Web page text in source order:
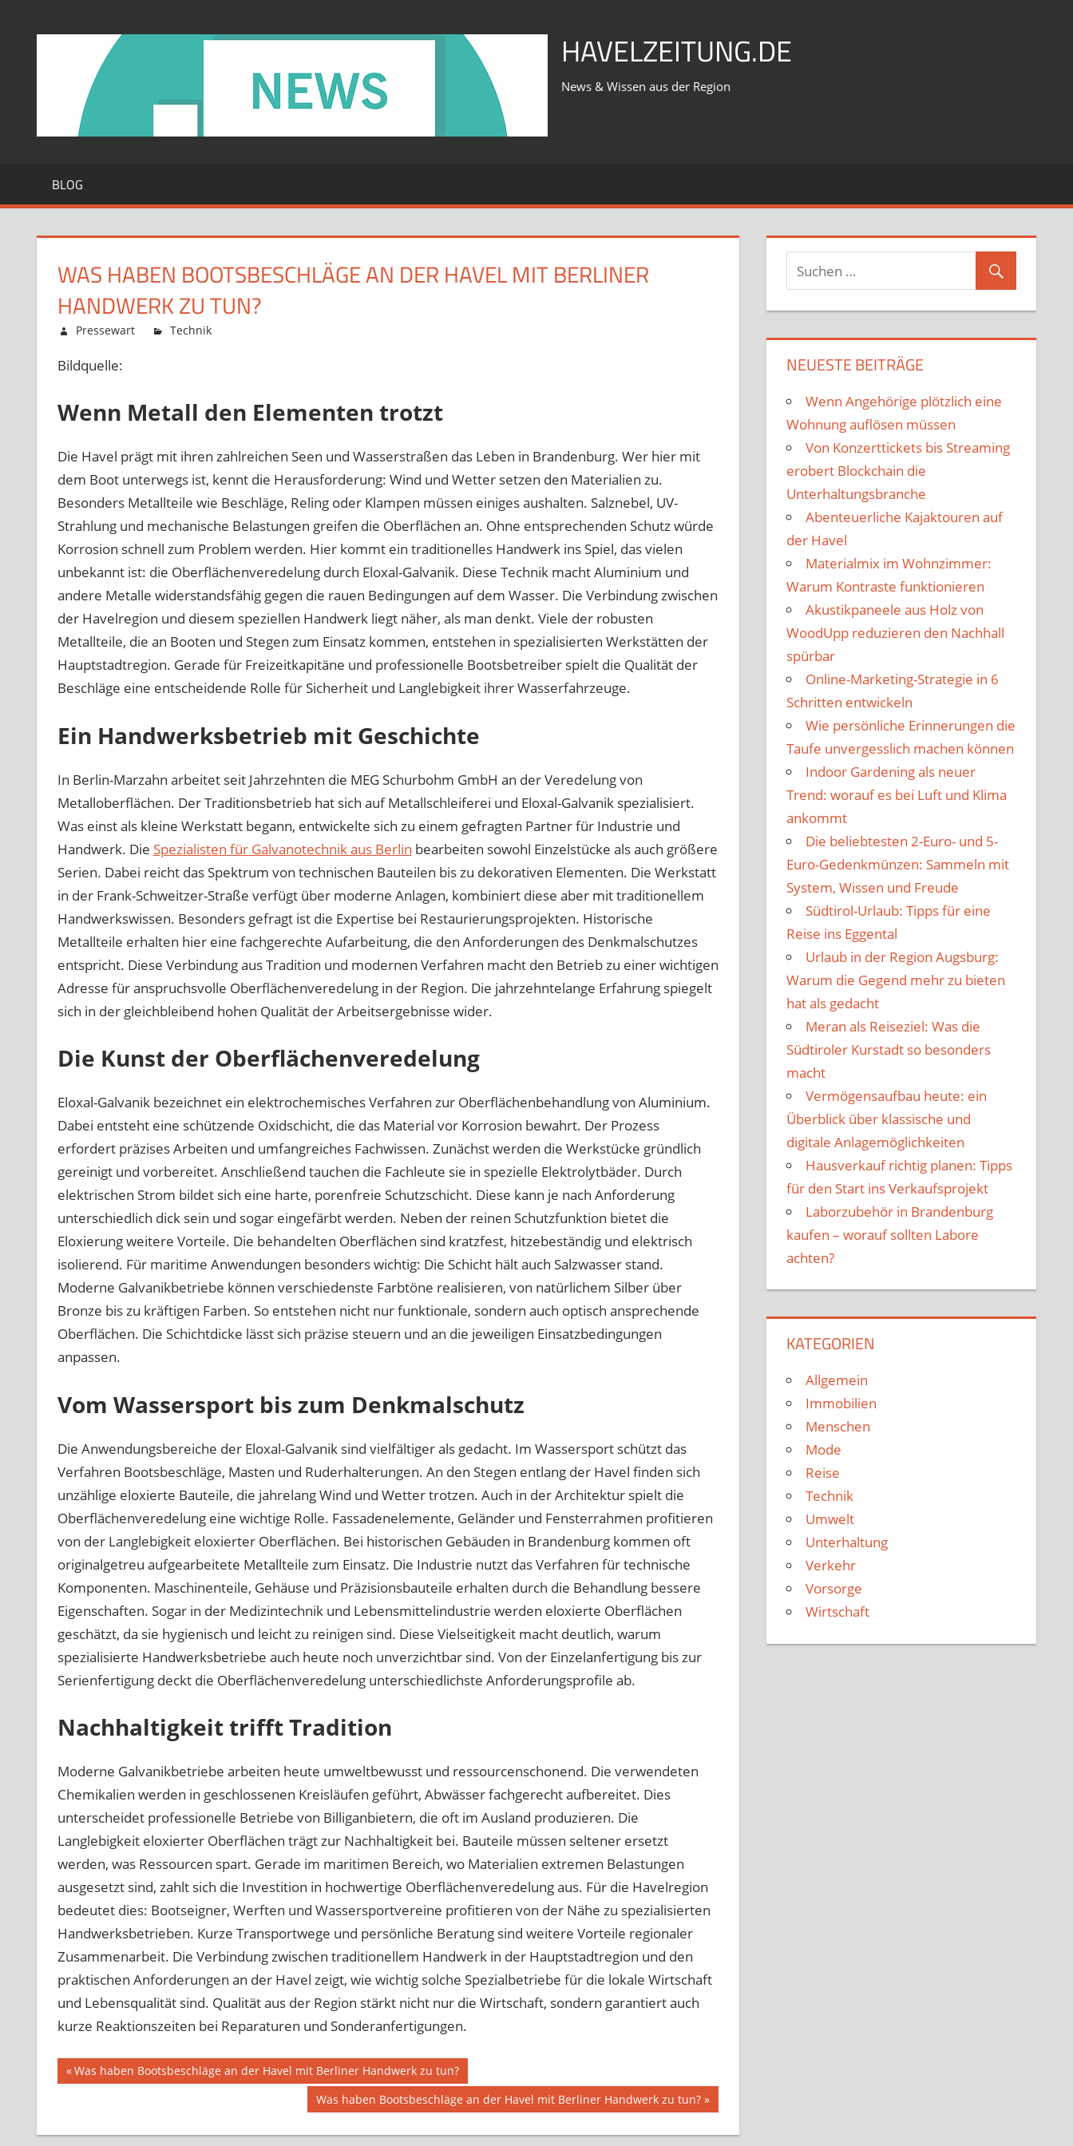
HAVELZEITUNG.DE
News & Wissen aus der Region
BLOG
WAS HABEN BOOTSBESCHLÄGE AN DER HAVEL MIT BERLINER
HANDWERK ZU TUN?
Februar 12, 2026
Pressewart Technik
an
der
mit
Berliner
Handwerk
zu
tun?
Bildquelle:
Wenn Metall den Elementen trotzt
Die Havel prägt mit ihren zahlreichen Seen und Wasserstraßen das Leben in Brandenburg. Wer hier mit
dem Boot unterwegs ist, kennt die Herausforderung: Wind und Wetter setzen den Materialien zu.
Besonders Metallteile wie Beschläge, Reling oder Klampen müssen einiges aushalten. Salznebel, UV-
Strahlung und mechanische Belastungen greifen die Oberflächen an. Ohne entsprechenden Schutz würde
Korrosion schnell zum Problem werden. Hier kommt ein traditionelles Handwerk ins Spiel, das vielen
unbekannt ist: die Oberflächenveredelung durch Eloxal-Galvanik. Diese Technik macht Aluminium und
andere Metalle widerstandsfähig gegen die rauen Bedingungen auf dem Wasser. Die Verbindung zwischen
der Havelregion und diesem speziellen Handwerk liegt näher, als man denkt. Viele der robusten
Metallteile, die an Booten und Stegen zum Einsatz kommen, entstehen in spezialisierten Werkstätten der
Hauptstadtregion. Gerade für Freizeitkapitäne und professionelle Bootsbetreiber spielt die Qualität der
Beschläge eine entscheidende Rolle für Sicherheit und Langlebigkeit ihrer Wasserfahrzeuge.
Ein Handwerksbetrieb mit Geschichte
In Berlin-Marzahn arbeitet seit Jahrzehnten die MEG Schurbohm GmbH an der Veredelung von
Metalloberflächen. Der Traditionsbetrieb hat sich auf Metallschleiferei und Eloxal-Galvanik spezialisiert.
Was einst als kleine Werkstatt begann, entwickelte sich zu einem gefragten Partner für Industrie und
Handwerk. Die Spezialisten für Galvanotechnik aus Berlin bearbeiten sowohl Einzelstücke als auch größere
Serien. Dabei reicht das Spektrum von technischen Bauteilen bis zu dekorativen Elementen. Die Werkstatt
in der Frank-Schweitzer-Straße verfügt über moderne Anlagen, kombiniert diese aber mit traditionellem
Handwerkswissen. Besonders gefragt ist die Expertise bei Restaurierungsprojekten. Historische
Metallteile erhalten hier eine fachgerechte Aufarbeitung, die den Anforderungen des Denkmalschutzes
entspricht. Diese Verbindung aus Tradition und modernen Verfahren macht den Betrieb zu einer wichtigen
Adresse für anspruchsvolle Oberflächenveredelung in der Region. Die jahrzehntelange Erfahrung spiegelt
sich in der gleichbleibend hohen Qualität der Arbeitsergebnisse wider.
Die Kunst der Oberflächenveredelung
Eloxal-Galvanik bezeichnet ein elektrochemisches Verfahren zur Oberflächenbehandlung von Aluminium.
Dabei entsteht eine schützende Oxidschicht, die das Material vor Korrosion bewahrt. Der Prozess
erfordert präzises Arbeiten und umfangreiches Fachwissen. Zunächst werden die Werkstücke gründlich
gereinigt und vorbereitet. Anschließend tauchen die Fachleute sie in spezielle Elektrolytbäder. Durch
elektrischen Strom bildet sich eine harte, porenfreie Schutzschicht. Diese kann je nach Anforderung
unterschiedlich dick sein und sogar eingefärbt werden. Neben der reinen Schutzfunktion bietet die
Eloxierung weitere Vorteile. Die behandelten Oberflächen sind kratzfest, hitzebeständig und elektrisch
isolierend. Für maritime Anwendungen besonders wichtig: Die Schicht hält auch Salzwasser stand.
Moderne Galvanikbetriebe können verschiedenste Farbtöne realisieren, von natürlichem Silber über
Bronze bis zu kräftigen Farben. So entstehen nicht nur funktionale, sondern auch optisch ansprechende
Oberflächen. Die Schichtdicke lässt sich präzise steuern und an die jeweiligen Einsatzbedingungen
anpassen.
Vom Wassersport bis zum Denkmalschutz
Die Anwendungsbereiche der Eloxal-Galvanik sind vielfältiger als gedacht. Im Wassersport schützt das
Verfahren Bootsbeschläge, Masten und Ruderhalterungen. An den Stegen entlang der Havel finden sich
unzählige eloxierte Bauteile, die jahrelang Wind und Wetter trotzen. Auch in der Architektur spielt die
Oberflächenveredelung eine wichtige Rolle. Fassadenelemente, Geländer und Fensterrahmen profitieren
von der Langlebigkeit eloxierter Oberflächen. Bei historischen Gebäuden in Brandenburg kommen oft
originalgetreu aufgearbeitete Metallteile zum Einsatz. Die Industrie nutzt das Verfahren für technische
Komponenten. Maschinenteile, Gehäuse und Präzisionsbauteile erhalten durch die Behandlung bessere
Eigenschaften. Sogar in der Medizintechnik und Lebensmittelindustrie werden eloxierte Oberflächen
geschätzt, da sie hygienisch und leicht zu reinigen sind. Diese Vielseitigkeit macht deutlich, warum
spezialisierte Handwerksbetriebe auch heute noch unverzichtbar sind. Von der Einzelanfertigung bis zur
Serienfertigung deckt die Oberflächenveredelung unterschiedlichste Anforderungsprofile ab.
Nachhaltigkeit trifft Tradition
Moderne Galvanikbetriebe arbeiten heute umweltbewusst und ressourcenschonend. Die verwendeten
Chemikalien werden in geschlossenen Kreisläufen geführt, Abwässer fachgerecht aufbereitet. Dies
unterscheidet professionelle Betriebe von Billiganbietern, die oft im Ausland produzieren. Die
Langlebigkeit eloxierter Oberflächen trägt zur Nachhaltigkeit bei. Bauteile müssen seltener ersetzt
werden, was Ressourcen spart. Gerade im maritimen Bereich, wo Materialien extremen Belastungen
ausgesetzt sind, zahlt sich die Investition in hochwertige Oberflächenveredelung aus. Für die Havelregion
bedeutet dies: Bootseigner, Werften und Wassersportvereine profitieren von der Nähe zu spezialisierten
Handwerksbetrieben. Kurze Transportwege und persönliche Beratung sind weitere Vorteile regionaler
Zusammenarbeit. Die Verbindung zwischen traditionellem Handwerk in der Hauptstadtregion und den
praktischen Anforderungen an der Havel zeigt, wie wichtig solche Spezialbetriebe für die lokale Wirtschaft
und Lebensqualität sind. Qualität aus der Region stärkt nicht nur die Wirtschaft, sondern garantiert auch
kurze Reaktionszeiten bei Reparaturen und Sonderanfertigungen.
Beitragsnavigation
Vorheriger
Was haben Bootsbeschläge an der Havel mit Berliner Handwerk zu tun?
Nächster
Beitrag:
Was haben Bootsbeschläge an der Havel mit Berliner Handwerk zu tun?
NEUESTE BEITRÄGE
Wenn Angehörige plötzlich eine
Wohnung auflösen müssen
Von Konzerttickets bis Streaming
erobert Blockchain die
Unterhaltungsbranche
Abenteuerliche Kajaktouren auf
der Havel
Materialmix im Wohnzimmer:
Warum Kontraste funktionieren
Akustikpaneele aus Holz von
WoodUpp reduzieren den Nachhall
spürbar
Online-Marketing-Strategie in 6
Schritten entwickeln
Wie persönliche Erinnerungen die
Taufe unvergesslich machen können
Indoor Gardening als neuer
Trend: worauf es bei Luft und Klima
ankommt
Die beliebtesten 2-Euro- und 5-
Euro-Gedenkmünzen: Sammeln mit
System, Wissen und Freude
Südtirol-Urlaub: Tipps für eine
Reise ins Eggental
Urlaub in der Region Augsburg:
Warum die Gegend mehr zu bieten
hat als gedacht
Meran als Reiseziel: Was die
Südtiroler Kurstadt so besonders
macht
Vermögensaufbau heute: ein
Überblick über klassische und
digitale Anlagemöglichkeiten
Hausverkauf richtig planen: Tipps
für den Start ins Verkaufsprojekt
Laborzubehör in Brandenburg
kaufen – worauf sollten Labore
achten?
KATEGORIEN
Allgemein
Immobilien
Menschen
Mode
Reise
Technik
Umwelt
Unterhaltung
Verkehr
Vorsorge
Wirtschaft